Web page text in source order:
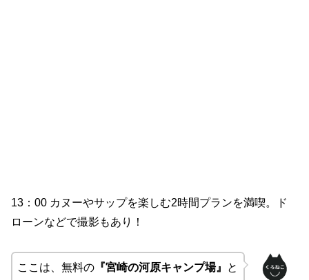
13：00 カヌーやサップを楽しむ2時間プランを満喫。ド
ローンなどで撮影もあり！
ここは、無料の 『宮崎の河原キャンプ場』
と